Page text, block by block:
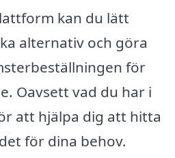
kan du lätt
alternativ och göra
för
Oavsett vad du har i
att hjälpa dig att hitta
för dina behov.